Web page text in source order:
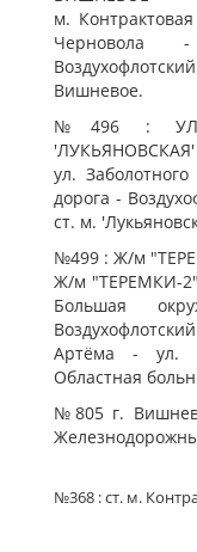
м.
Черновола
Вишневое.
№496 : УЛ.
'ЛУКЬЯНОВСКАЯ'
ул.
дорога -
ст. м.
№499 : Ж/м
Ж/м "ТЕРЕМКИ-2"
Большая
Артёма - ул.
Областная
№805 г.
№368 : ст. м.